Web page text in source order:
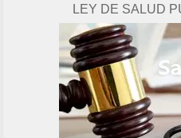
g
i
n
a
LEY DE SALUD